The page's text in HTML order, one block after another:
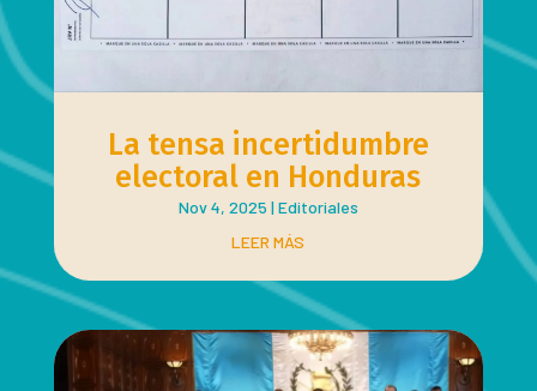
La tensa incertidumbre
electoral en Honduras
Nov 4, 2025 | Editoriales
LEER MÁS